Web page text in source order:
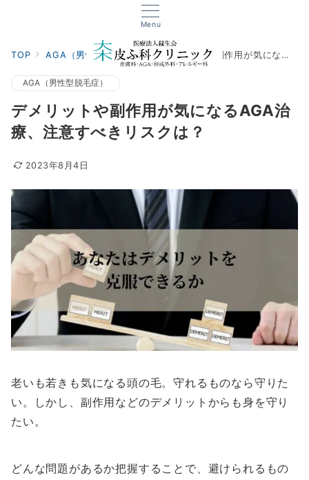
Menu
TOP AGA（男性型脱毛症） デメリットや副作用が気になるAGA治療、注意すべきリスクは？
AGA（男性型脱毛症）
デメリットや副作用が気になるAGA治
療、注意すべきリスクは？
2023年8月4日
老いも若きも気になる頭の毛。守れるものなら守りた
い。しかし、副作用などのデメリットからも身を守り
たい。
どんな問題があるか把握することで、避けられるもの